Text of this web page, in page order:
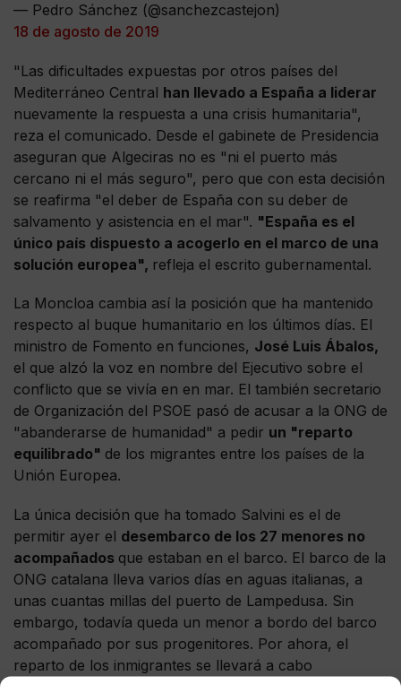
— Pedro Sánchez (@sanchezcastejon)
18 de agosto de 2019
"Las dificultades expuestas por otros países del
Mediterráneo Central han llevado a España a liderar
nuevamente la respuesta a una crisis humanitaria",
reza el comunicado. Desde el gabinete de Presidencia
aseguran que Algeciras no es "ni el puerto más
cercano ni el más seguro", pero que con esta decisión
se reafirma "el deber de España con su deber de
salvamento y asistencia en el mar". "España es el
único país dispuesto a acogerlo en el marco de una
solución europea", refleja el escrito gubernamental.
La Moncloa cambia así la posición que ha mantenido
respecto al buque humanitario en los últimos días. El
ministro de Fomento en funciones, José Luis Ábalos,
el que alzó la voz en nombre del Ejecutivo sobre el
conflicto que se vivía en en mar. El también secretario
de Organización del PSOE pasó de acusar a la ONG de
"abanderarse de humanidad" a pedir un "reparto
equilibrado" de los migrantes entre los países de la
Unión Europea.
La única decisión que ha tomado Salvini es el de
permitir ayer el desembarco de los 27 menores no
acompañados que estaban en el barco. El barco de la
ONG catalana lleva varios días en aguas italianas, a
unas cuantas millas del puerto de Lampedusa. Sin
embargo, todavía queda un menor a bordo del barco
acompañado por sus progenitores. Por ahora, el
reparto de los inmigrantes se llevará a cabo